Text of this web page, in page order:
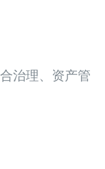
治理、资产管